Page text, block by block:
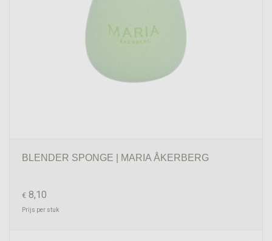
BLENDER SPONGE | MARIA ÅKERBERG
€ 8,10
Prijs per stuk